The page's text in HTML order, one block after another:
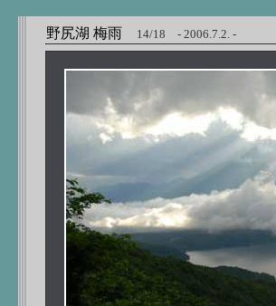
野尻湖 梅雨 14/18 - 2006.7.2. -